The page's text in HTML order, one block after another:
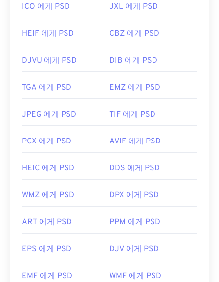
ICO 에게 PSD JXL 에게 PSD
HEIF 에게 PSD CBZ 에게 PSD
DJVU 에게 PSD DIB 에게 PSD
TGA 에게 PSD EMZ 에게 PSD
JPEG 에게 PSD TIF 에게 PSD
PCX 에게 PSD AVIF 에게 PSD
HEIC 에게 PSD DDS 에게 PSD
WMZ 에게 PSD DPX 에게 PSD
ART 에게 PSD PPM 에게 PSD
EPS 에게 PSD DJV 에게 PSD
EMF 에게 PSD WMF 에게 PSD